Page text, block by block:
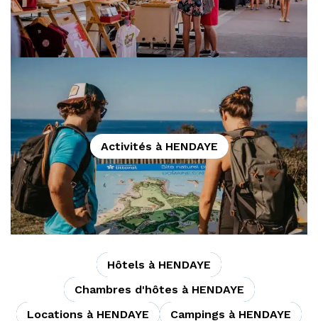
Activités à HENDAYE
Hôtels à HENDAYE
Chambres d'hôtes à HENDAYE
Locations à HENDAYE
Campings à HENDAYE